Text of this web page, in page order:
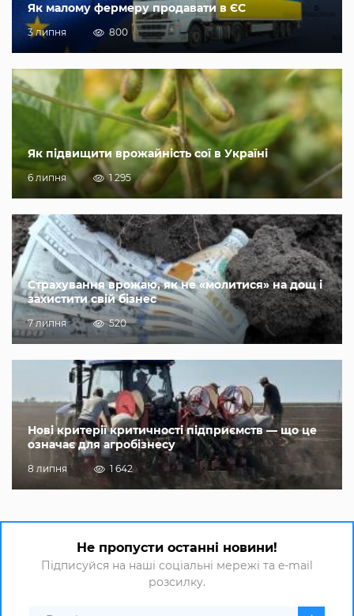
Як малому фермеру продавати в ЄС
3 липня 800
Як підвищити врожайність сої в Україні
6 липня 1 295
Страхування врожаю, як не «молитися» на дощ і
захистити свій бізнес
7 липня 520
Нові критерії критичності підприємств — що це
означає для агробізнесу
8 липня 1 642
Не пропусти останні новини!
Підписуйся на наші соціальні мережі та e-mail
розсилку.